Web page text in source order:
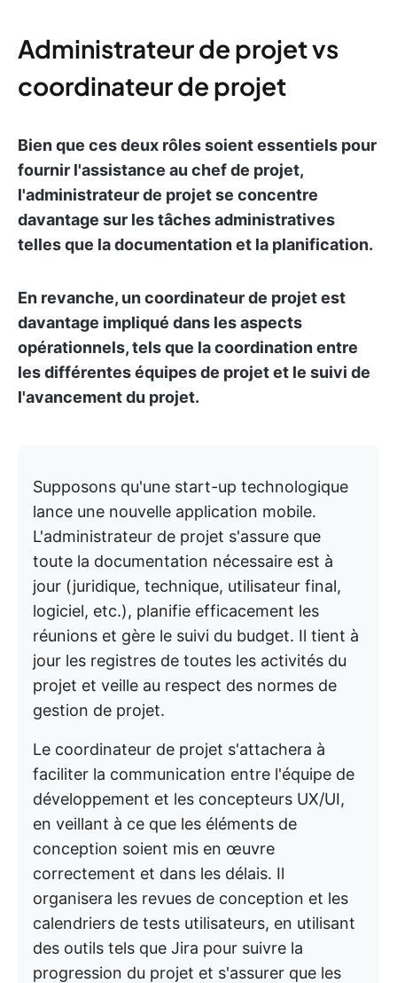
Administrateur de projet vs
coordinateur de projet
Bien que ces deux rôles soient essentiels pour
fournir l'assistance au chef de projet,
l'administrateur de projet se concentre
davantage sur les tâches administratives
telles que la documentation et la planification.
En revanche, un coordinateur de projet est
davantage impliqué dans les aspects
opérationnels, tels que la coordination entre
les différentes équipes de projet et le suivi de
l'avancement du projet.
Supposons qu'une start-up technologique
lance une nouvelle application mobile.
L'administrateur de projet s'assure que
toute la documentation nécessaire est à
jour (juridique, technique, utilisateur final,
logiciel, etc.), planifie efficacement les
réunions et gère le suivi du budget. Il tient à
jour les registres de toutes les activités du
projet et veille au respect des normes de
gestion de projet.
Le coordinateur de projet s'attachera à
faciliter la communication entre l'équipe de
développement et les concepteurs UX/UI,
en veillant à ce que les éléments de
conception soient mis en œuvre
correctement et dans les délais. Il
organisera les revues de conception et les
calendriers de tests utilisateurs, en utilisant
des outils tels que Jira pour suivre la
progression du projet et s'assurer que les